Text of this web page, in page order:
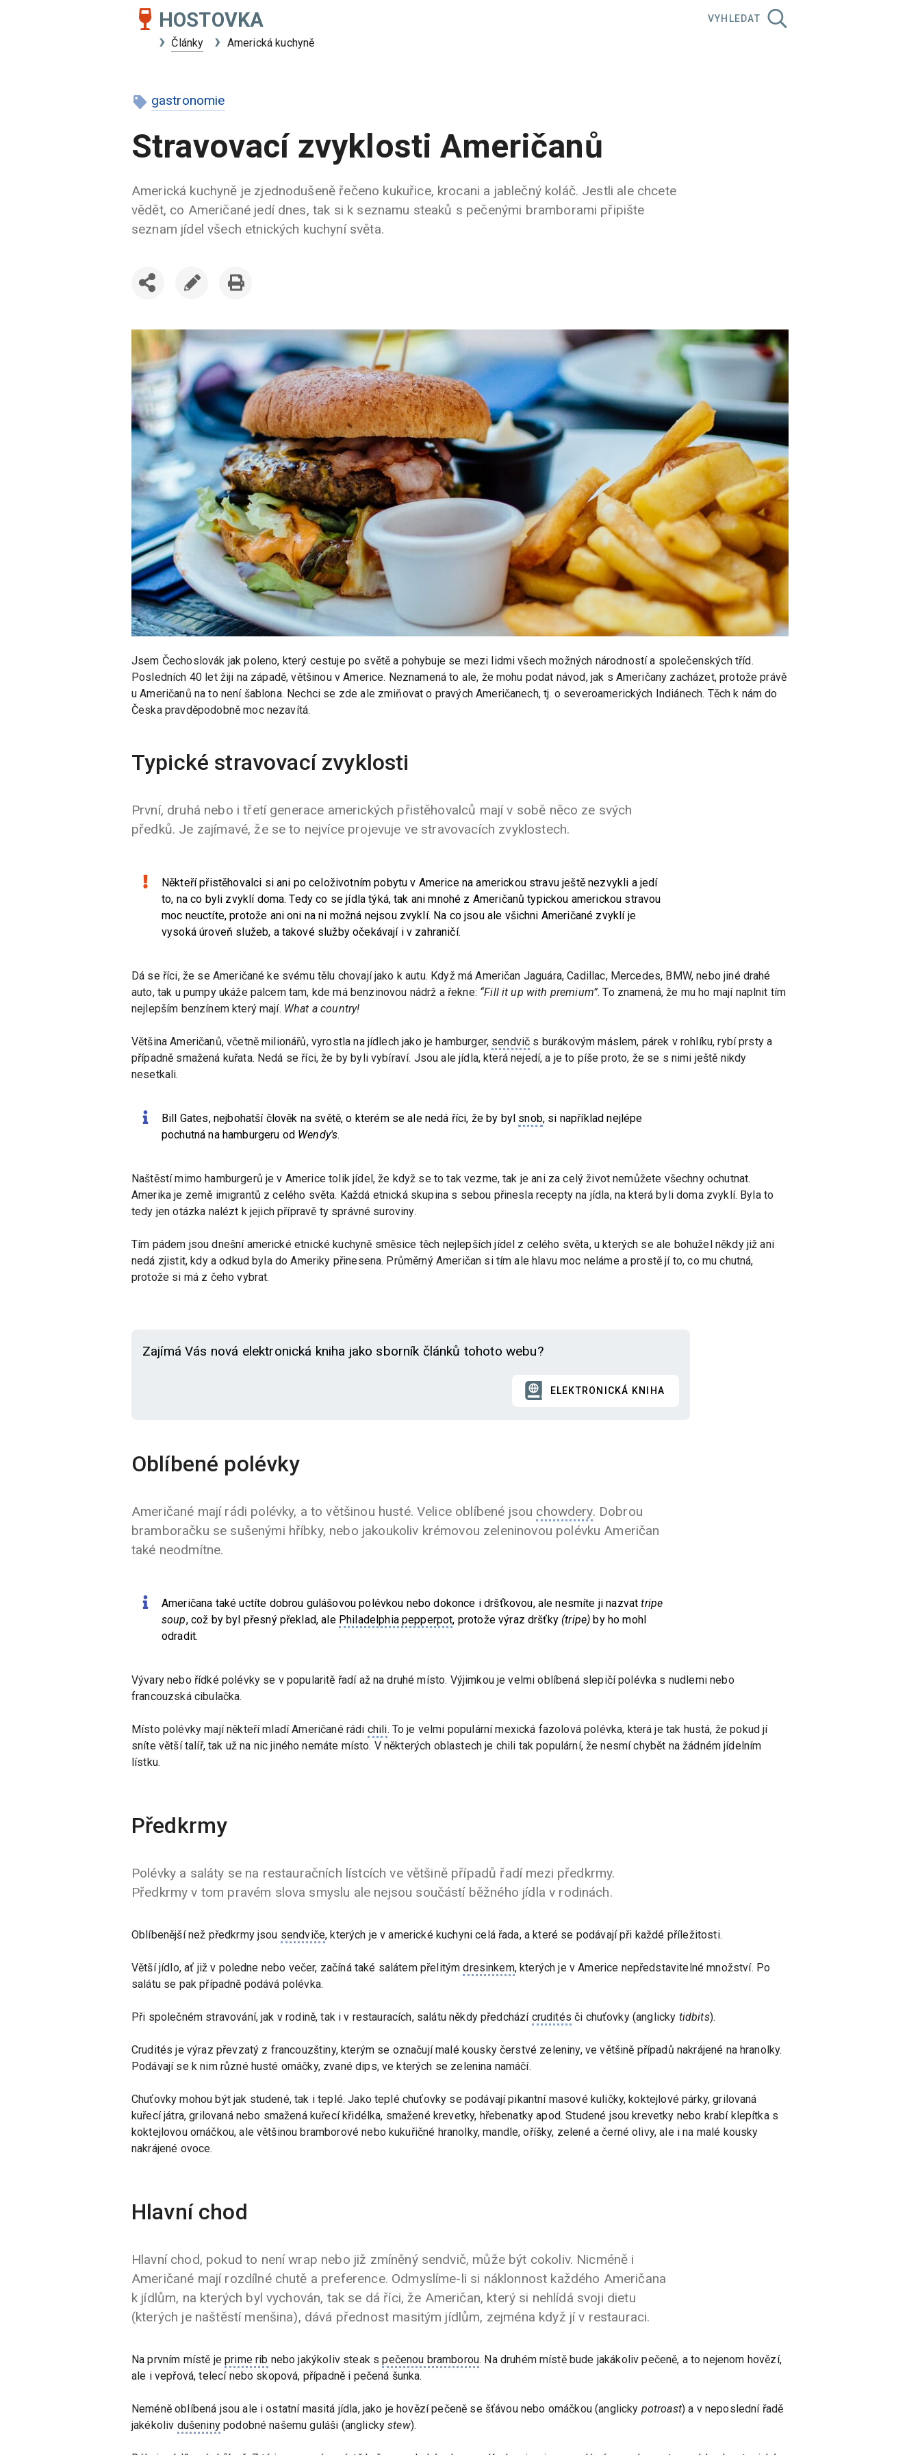
HOSTOVKA
Články Americká kuchyně
VYHLEDAT
gastronomie
Stravovací zvyklosti Američanů
Americká kuchyně je zjednodušeně řečeno kukuřice, krocani a jablečný koláč. Jestli ale chcete
vědět, co Američané jedí dnes, tak si k seznamu steaků s pečenými bramborami připište
seznam jídel všech etnických kuchyní světa.
Jsem Čechoslovák jak poleno, který cestuje po světě a pohybuje se mezi lidmi všech možných národností a společenských tříd.
Posledních 40 let žiji na západě, většinou v Americe. Neznamená to ale, že mohu podat návod, jak s Američany zacházet, protože právě
u Američanů na to není šablona. Nechci se zde ale zmiňovat o pravých Američanech, tj. o severoamerických Indiánech. Těch k nám do
Česka pravděpodobně moc nezavítá.
Typické stravovací zvyklosti
První, druhá nebo i třetí generace amerických přistěhovalců mají v sobě něco ze svých
předků. Je zajímavé, že se to nejvíce projevuje ve stravovacích zvyklostech.
Někteří přistěhovalci si ani po celoživotním pobytu v Americe na americkou stravu ještě nezvykli a jedí
to, na co byli zvyklí doma. Tedy co se jídla týká, tak ani mnohé z Američanů typickou americkou stravou
moc neuctíte, protože ani oni na ni možná nejsou zvyklí. Na co jsou ale všichni Američané zvyklí je
vysoká úroveň služeb, a takové služby očekávají i v zahraničí.
Dá se říci, že se Američané ke svému tělu chovají jako k autu. Když má Američan Jaguára, Cadillac, Mercedes, BMW, nebo jiné drahé
auto, tak u pumpy ukáže palcem tam, kde má benzinovou nádrž a řekne: “Fill it up with premium”. To znamená, že mu ho mají naplnit tím
nejlepším benzínem který mají. What a country!
Většina Američanů, včetně milionářů, vyrostla na jídlech jako je hamburger, sendvič s burákovým máslem, párek v rohlíku, rybí prsty a
případně smažená kuřata. Nedá se říci, že by byli vybíraví. Jsou ale jídla, která nejedí, a je to píše proto, že se s nimi ještě nikdy
nesetkali.
Bill Gates, nejbohatší člověk na světě, o kterém se ale nedá říci, že by byl snob, si například nejlépe
pochutná na hamburgeru od Wendy's.
Naštěstí mimo hamburgerů je v Americe tolik jídel, že když se to tak vezme, tak je ani za celý život nemůžete všechny ochutnat.
Amerika je země imigrantů z celého světa. Každá etnická skupina s sebou přinesla recepty na jídla, na která byli doma zvyklí. Byla to
tedy jen otázka nalézt k jejich přípravě ty správné suroviny.
Tím pádem jsou dnešní americké etnické kuchyně směsice těch nejlepších jídel z celého světa, u kterých se ale bohužel někdy již ani
nedá zjistit, kdy a odkud byla do Ameriky přinesena. Průměrný Američan si tím ale hlavu moc neláme a prostě jí to, co mu chutná,
protože si má z čeho vybrat.
Zajímá Vás nová elektronická kniha jako sborník článků tohoto webu?
ELEKTRONICKÁ KNIHA
Oblíbené polévky
Američané mají rádi polévky, a to většinou husté. Velice oblíbené jsou chowdery. Dobrou
bramboračku se sušenými hříbky, nebo jakoukoliv krémovou zeleninovou polévku Američan
také neodmítne.
Američana také uctíte dobrou gulášovou polévkou nebo dokonce i dršťkovou, ale nesmíte ji nazvattripe
soup, což by byl přesný překlad, ale Philadelphia pepperpot, protože výraz dršťky (tripe) by ho mohl
odradit.
Vývary nebo řídké polévky se v popularitě řadí až na druhé místo. Výjimkou je velmi oblíbená slepičí polévka s nudlemi nebo
francouzská cibulačka.
Místo polévky mají někteří mladí Američané rádi chili. To je velmi populární mexická fazolová polévka, která je tak hustá, že pokud jí
sníte větší talíř, tak už na nic jiného nemáte místo. V některých oblastech je chili tak populární, že nesmí chybět na žádném jídelním
lístku.
Předkrmy
Polévky a saláty se na restauračních lístcích ve většině případů řadí mezi předkrmy.
Předkrmy v tom pravém slova smyslu ale nejsou součástí běžného jídla v rodinách.
Oblíbenější než předkrmy jsou sendviče, kterých je v americké kuchyni celá řada, a které se podávají při každé příležitosti.
Větší jídlo, ať již v poledne nebo večer, začíná také salátem přelitýmdresinkem, kterých je v Americe nepředstavitelné množství. Po
salátu se pak případně podává polévka.
Při společném stravování, jak v rodině, tak i v restauracích, salátu někdy předchází crudités či chuťovky (anglicky tidbits).
Crudités je výraz převzatý z francouzštiny, kterým se označují malé kousky čerstvé zeleniny, ve většině případů nakrájené na hranolky.
Podávají se k nim různé husté omáčky, zvané dips, ve kterých se zelenina namáčí.
Chuťovky mohou být jak studené, tak i teplé. Jako teplé chuťovky se podávají pikantní masové kuličky, koktejlové párky, grilovaná
kuřecí játra, grilovaná nebo smažená kuřecí křidélka, smažené krevetky, hřebenatky apod. Studené jsou krevetky nebo krabí klepítka s
koktejlovou omáčkou, ale většinou bramborové nebo kukuřičné hranolky, mandle, oříšky, zelené a černé olivy, ale i na malé kousky
nakrájené ovoce.
Hlavní chod
Hlavní chod, pokud to není wrap nebo již zmíněný sendvič, může být cokoliv. Nicméně i
Američané mají rozdílné chutě a preference. Odmyslíme-li si náklonnost každého Američana
k jídlům, na kterých byl vychován, tak se dá říci, že Američan, který si nehlídá svoji dietu
(kterých je naštěstí menšina), dává přednost masitým jídlům, zejména když jí v restauraci.
Na prvním místě jeprime rib nebo jakýkoliv steak spečenou bramborou. Na druhém místě bude jakákoliv pečeně, a to nejenom hovězí,
ale i vepřová, telecí nebo skopová, případně i pečená šunka.
Neméně oblíbená jsou ale i ostatní masitá jídla, jako je hovězí pečeně se šťávou nebo omáčkou (anglicky potroast) a v neposlední řadě
jakékoliv dušeninypodobné našemu guláši (anglickystew).